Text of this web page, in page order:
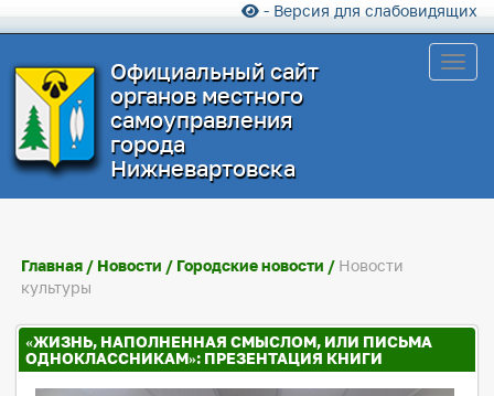
- Версия для слабовидящих
Официальный сайт
органов местного
самоуправления
города
Нижневартовска
Главная / Новости / Городские новости / Новости
культуры
«ЖИЗНЬ, НАПОЛНЕННАЯ СМЫСЛОМ, ИЛИ ПИСЬМА
ОДНОКЛАССНИКАМ»: ПРЕЗЕНТАЦИЯ КНИГИ